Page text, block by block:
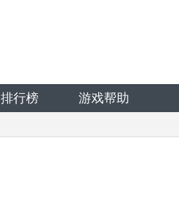
排行榜 游戏帮助